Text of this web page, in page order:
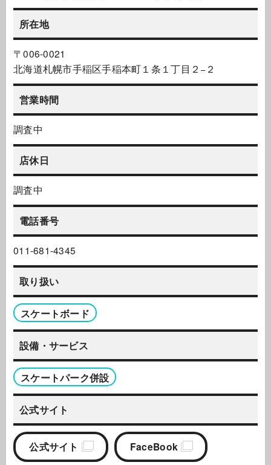
所在地
〒006-0021
北海道札幌市手稲区手稲本町１条１丁目２−２
営業時間
調査中
店休日
調査中
電話番号
011-681-4345
取り扱い
スケートボード
設備・サービス
スケートパーク併設
公式サイト
公式サイト FaceBook